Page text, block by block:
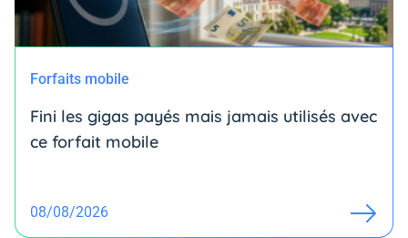
Forfaits mobile
Fini les gigas payés mais jamais utilisés avec
ce forfait mobile
08/08/2026